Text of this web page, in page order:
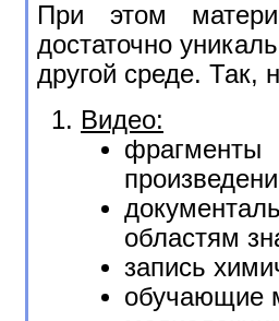
При этом
достаточно
другой среде.
Видео:
областям
запись
обучающие